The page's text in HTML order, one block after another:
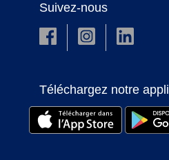
Suivez-nous
Téléchargez notre appli